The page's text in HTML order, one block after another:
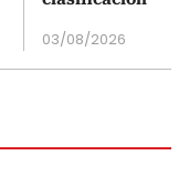
03/08/2026